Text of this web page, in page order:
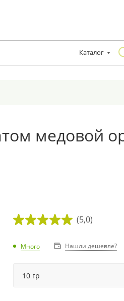
Каталог
медовой
(5,0)
Много Нашли дешевле?